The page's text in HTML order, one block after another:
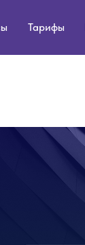
Тарифы